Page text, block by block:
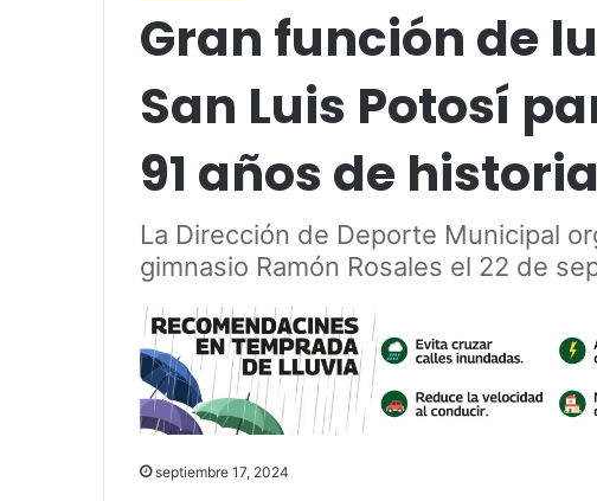
Gran función de
San Luis Potosí
91 años de historia
La Dirección de Deporte Municipal
gimnasio Ramón Rosales el 22 de
septiembre 17, 2024